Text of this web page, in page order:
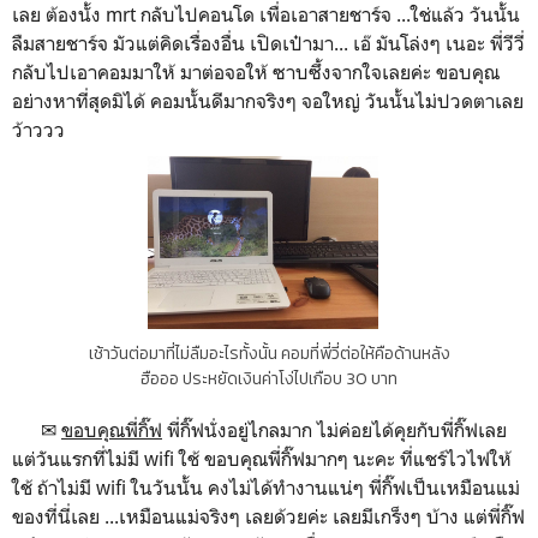
เลย ต้องนั้ง mrt กลับไปคอนโด เพื่อเอาสายชาร์จ ...ใช่แล้ว วันนั้น
ลืมสายชาร์จ มัวแต่คิดเรื่องอื่น เปิดเป๋ามา... เอ๊ มันโล่งๆ เนอะ พี่วีวี่
กลับไปเอาคอมมาให้ มาต่อจอให้ ซาบซึ้งจากใจเลยค่ะ ขอบคุณ
อย่างหาที่สุดมิได้ คอมนั้นดีมากจริงๆ จอใหญ่ วันนั้นไม่ปวดตาเลย
ว้าววว
เช้าวันต่อมาที่ไม่ลืมอะไรทั้งนั้น คอมที่พี่วี่ต่อให้คือด้านหลัง
ฮือออ ประหยัดเงินค่าโง่ไปเกือบ 30 บาท
✉ ขอบคุณพี่กิ๊ฟ พี่กิ๊ฟนั่งอยู่ไกลมาก ไม่ค่อยได้คุยกับพี่กิ๊ฟเลย
แต่วันแรกที่ไม่มี wifi ใช้ ขอบคุณพี่กิ๊ฟมากๆ นะคะ ที่แชร์ไวไฟให้
ใช้ ถ้าไม่มี wifi ในวันนั้น คงไม่ได้ทำงานแน่ๆ พี่กิ๊ฟเป็นเหมือนแม่
ของที่นี่เลย ...เหมือนแม่จริงๆ เลยด้วยค่ะ เลยมีเกร็งๆ บ้าง แต่พี่กิ๊ฟ